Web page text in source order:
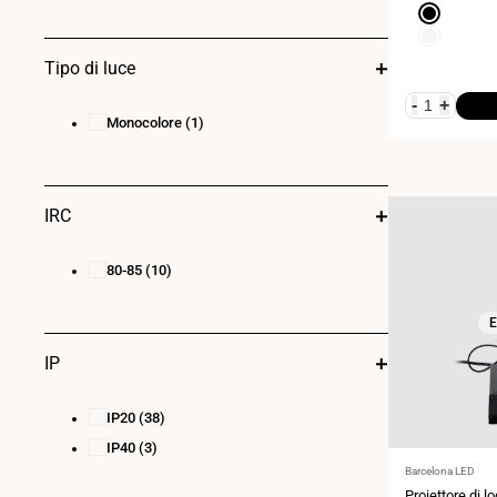
Nero
- +
Fornitore:
Barcelona LED
Tipo di luce
Monocolore (1)
IRC
80-85 (10)
IP
IP20 (38)
IP40 (3)